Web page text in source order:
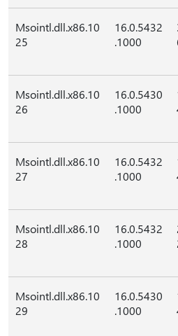
Msointl.dll.x86.10
25
16.0.5432
.1000
Msointl.dll.x86.10
26
16.0.5430
.1000
Msointl.dll.x86.10
27
16.0.5432
.1000
Msointl.dll.x86.10
28
16.0.5432
.1000
Msointl.dll.x86.10
29
16.0.5430
.1000